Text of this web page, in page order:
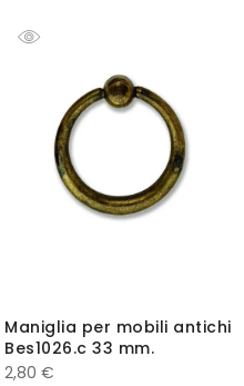
Maniglia per mobili antichi
Bes1026.c 33 mm.
2,80 €